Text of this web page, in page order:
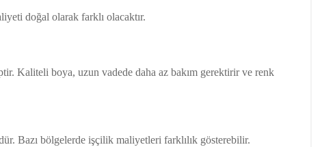
doğal olarak farklı olacaktır.
Kaliteli boya, uzun vadede daha az bakım gerektirir ve renk
Bazı bölgelerde işçilik maliyetleri farklılık gösterebilir.